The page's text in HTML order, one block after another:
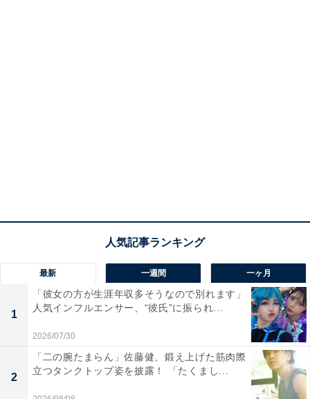
最新 一週間 一ヶ月
1
「彼女の方が生涯年収多そうなので別れます」
人気インフルエンサー、“彼氏”に振られ...
2026/07/30
2
「二の腕たまらん」佐藤健、鍛え上げた筋肉際
立つタンクトップ姿を披露！ 「たくまし...